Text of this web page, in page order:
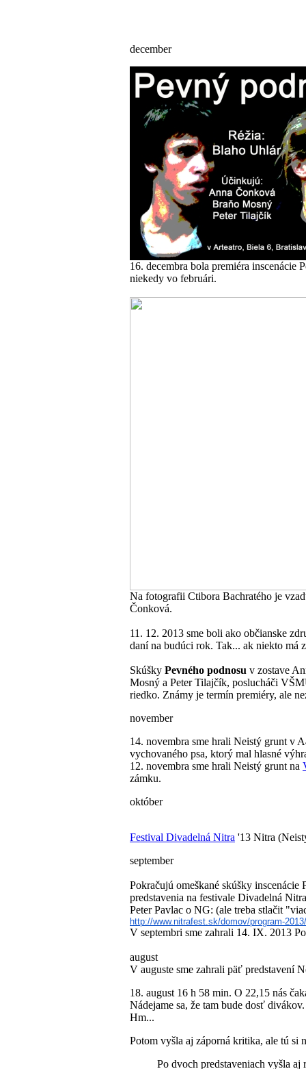
december
16. decembra bola premiéra inscenácie
niekedy vo februári.
Na fotografii Ctibora Bachratého je
Čonková.
11. 12. 2013 sme boli ako občianske
daní na budúci rok. Tak... ak niekto má
Skúšky Pevného podnosu v zostave
Mosný a Peter Tilajčík, poslucháči
riedko. Známy je termín premiéry, ale
november
14. novembra sme hrali Neistý grunt v
vychovaného psa, ktorý mal hlasné
12. novembra sme hrali Neistý grunt na
zámku.
október
Festival Divadelná Nitra '13 Nitra
september
Pokračujú omeškané skúšky inscenácie
predstavenia na festivale Divadelná
Peter Pavlac o NG: (ale treba stlačit
http://www.nitrafest.sk/domov/program-
V septembri sme zahrali 14. IX. 2013
august
V auguste sme zahrali päť predstavení
18. august 16 h 58 min. O 22,15 nás
Nádejame sa, že tam bude dosť
Hm...
Potom vyšla aj záporná kritika, ale tú si
Po dvoch predstaveniach vyšla aj